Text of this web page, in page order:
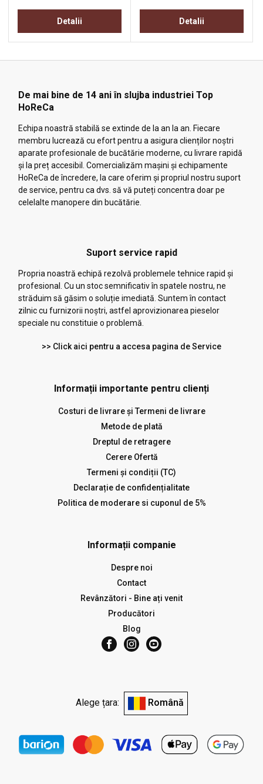
Detalii Detalii
De mai bine de 14 ani în slujba industriei Top
HoReCa
Echipa noastră stabilă se extinde de la an la an. Fiecare
membru lucrează cu efort pentru a asigura clienților noștri
aparate profesionale de bucătărie moderne, cu livrare rapidă
și la preț accesibil. Comercializăm mașini și echipamente
HoReCa de încredere, la care oferim și propriul nostru suport
de service, pentru ca dvs. să vă puteți concentra doar pe
celelalte manopere din bucătărie.
Suport service rapid
Propria noastră echipă rezolvă problemele tehnice rapid și
profesional. Cu un stoc semnificativ în spatele nostru, ne
străduim să găsim o soluție imediată. Suntem în contact
zilnic cu furnizorii noștri, astfel aprovizionarea pieselor
speciale nu constituie o problemă.
>> Click aici pentru a accesa pagina de Service
Informații importante pentru clienți
Costuri de livrare și Termeni de livrare
Metode de plată
Dreptul de retragere
Cerere Ofertă
Termeni și condiții (TC)
Declarație de confidențialitate
Politica de moderare si cuponul de 5%
Informații companie
Despre noi
Contact
Revânzători - Bine ați venit
Producători
Blog
Alege țara: Română